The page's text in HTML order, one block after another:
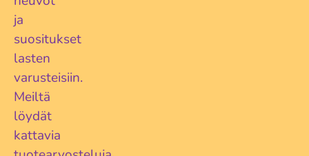
ja
suositukset
lasten
varusteisiin.
Meiltä
löydät
kattavia